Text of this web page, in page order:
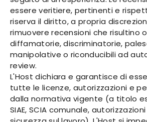
essere veritiere, pertinenti e
riserva il diritto, a propria
rimuovere recensioni che risultino
diffamatorie, discriminatorie,
manipolative o riconducibili ad
review.
L'Host dichiara e garantisce di
tutte le licenze, autorizzazioni e
dalla normativa vigente (a titolo
SIAE, SCIA comunale,